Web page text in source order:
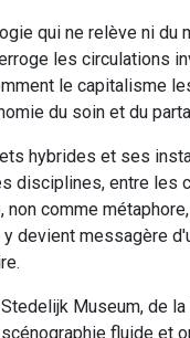
qui ne relève ni
les circulations
le capitalisme
du soin et du
hybrides et ses
disciplines, entre les
non comme
devient messagère
Museum, de
fluide et